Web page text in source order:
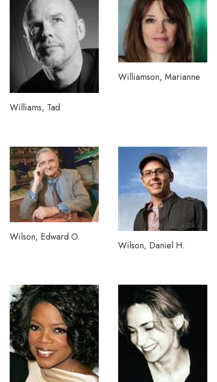
Williams, Tad
Williamson, Marianne
Wilson, Edward O.
Wilson, Daniel H.